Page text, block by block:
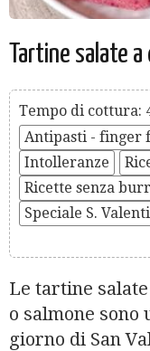
Tartine salate
Tempo di cottura:
Antipasti - finger
Intolleranze
Ricette senza
Speciale S.
Le tartine
o salmone
giorno di San